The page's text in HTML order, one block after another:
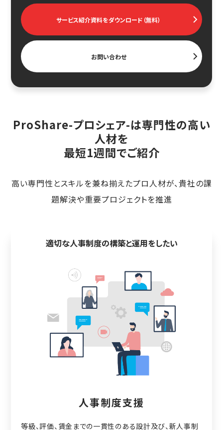
サービス紹介資料をダウンロード（無料）
お問い合わせ
ProShare-プロシェア-は専門性の高い
人材を
最短1週間でご紹介
高い専門性とスキルを兼ね揃えたプロ人材が、貴社の課
題解決や重要プロジェクトを推進
人事制度支援
適切な人事制度の構築と運用をしたい
等級、評価、賃金までの一貫性のある設計及び、新人事制